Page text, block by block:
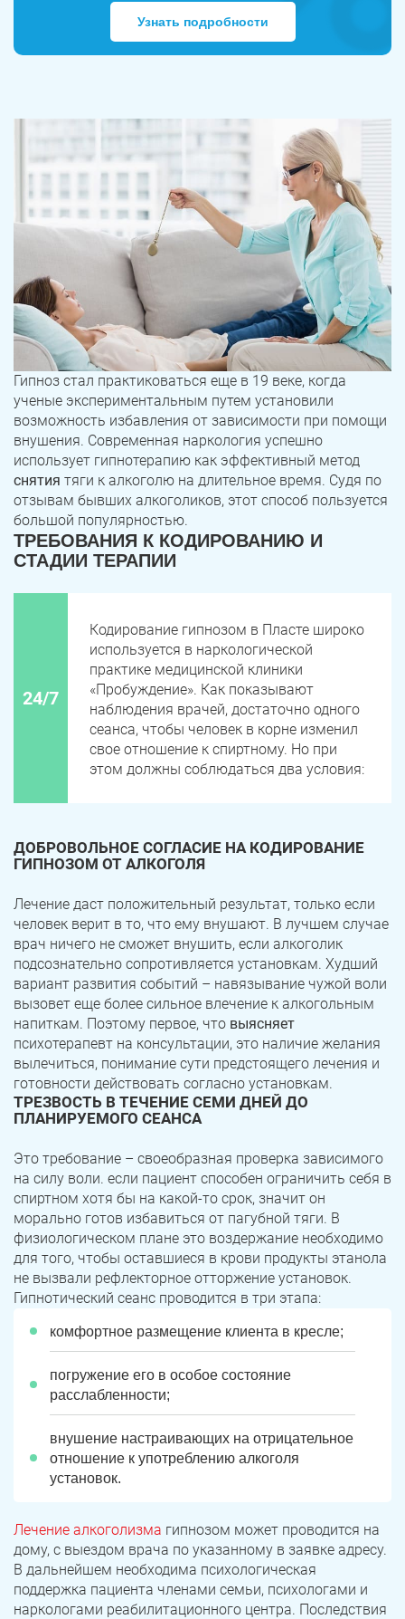
Узнать подробности
Гипноз стал практиковаться еще в 19 веке, когда
ученые экспериментальным путем установили
возможность избавления от зависимости при помощи
внушения. Современная наркология успешно
использует гипнотерапию как эффективный метод
снятия тяги к алкоголю на длительное время. Судя по
отзывам бывших алкоголиков, этот способ пользуется
большой популярностью.
ТРЕБОВАНИЯ К КОДИРОВАНИЮ И
СТАДИИ ТЕРАПИИ
24/7
Кодирование гипнозом в Пласте широко
используется в наркологической
практике медицинской клиники
«Пробуждение». Как показывают
наблюдения врачей, достаточно одного
сеанса, чтобы человек в корне изменил
свое отношение к спиртному. Но при
этом должны соблюдаться два условия:
ДОБРОВОЛЬНОЕ СОГЛАСИЕ НА КОДИРОВАНИЕ
ГИПНОЗОМ ОТ АЛКОГОЛЯ
Лечение даст положительный результат, только если
человек верит в то, что ему внушают. В лучшем случае
врач ничего не сможет внушить, если алкоголик
подсознательно сопротивляется установкам. Худший
вариант развития событий – навязывание чужой воли
вызовет еще более сильное влечение к алкогольным
напиткам. Поэтому первое, что выясняет
психотерапевт на консультации, это наличие желания
вылечиться, понимание сути предстоящего лечения и
готовности действовать согласно установкам.
ТРЕЗВОСТЬ В ТЕЧЕНИЕ СЕМИ ДНЕЙ ДО
ПЛАНИРУЕМОГО СЕАНСА
Это требование – своеобразная проверка зависимого
на силу воли. если пациент способен ограничить себя в
спиртном хотя бы на какой-то срок, значит он
морально готов избавиться от пагубной тяги. В
физиологическом плане это воздержание необходимо
для того, чтобы оставшиеся в крови продукты этанола
не вызвали рефлекторное отторжение установок.
Гипнотический сеанс проводится в три этапа:
комфортное размещение клиента в кресле;
погружение его в особое состояние
расслабленности;
внушение настраивающих на отрицательное
отношение к употреблению алкоголя
установок.
Лечение алкоголизма гипнозом может проводится на
дому, с выездом врача по указанному в заявке адресу.
В дальнейшем необходима психологическая
поддержка пациента членами семьи, психологами и
наркологами реабилитационного центра. Последствия